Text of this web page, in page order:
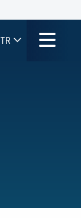
TR